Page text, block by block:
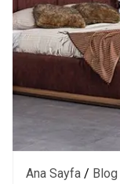
Ana Sayfa / Blog